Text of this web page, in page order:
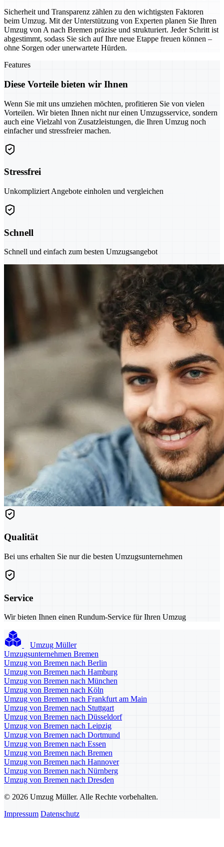
Sicherheit und Transparenz zählen zu den wichtigsten Faktoren
beim Umzug. Mit der Unterstützung von Experten planen Sie Ihren
Umzug von A nach Bremen präzise und strukturiert. Jeder Schritt ist
abgestimmt, sodass Sie sich auf Ihre neue Etappe freuen können –
ohne Sorgen oder unerwartete Hürden.
Features
Diese Vorteile bieten wir Ihnen
Wenn Sie mit uns umziehen möchten, profitieren Sie von vielen
Vorteilen. Wir bieten Ihnen nicht nur einen Umzugsservice, sondern
auch eine Vielzahl von Zusatzleistungen, die Ihren Umzug noch
einfacher und stressfreier machen.
Stressfrei
Unkompliziert Angebote einholen und vergleichen
Schnell
Schnell und einfach zum besten Umzugsangebot
Qualität
Bei uns erhalten Sie nur die besten Umzugsunternehmen
Service
Wir bieten Ihnen einen Rundum-Service für Ihren Umzug
Umzug Müller
Umzugsunternehmen Bremen
Umzug von Bremen nach Berlin
Umzug von Bremen nach Hamburg
Umzug von Bremen nach München
Umzug von Bremen nach Köln
Umzug von Bremen nach Frankfurt am Main
Umzug von Bremen nach Stuttgart
Umzug von Bremen nach Düsseldorf
Umzug von Bremen nach Leipzig
Umzug von Bremen nach Dortmund
Umzug von Bremen nach Essen
Umzug von Bremen nach Bremen
Umzug von Bremen nach Hannover
Umzug von Bremen nach Nürnberg
Umzug von Bremen nach Dresden
© 2026 Umzug Müller. Alle Rechte vorbehalten.
Impressum Datenschutz